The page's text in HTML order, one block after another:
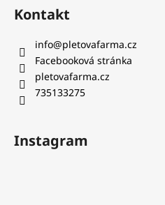
Kontakt
info@pletovafarma.cz
Facebooková stránka
pletovafarma.cz
735133275
Instagram